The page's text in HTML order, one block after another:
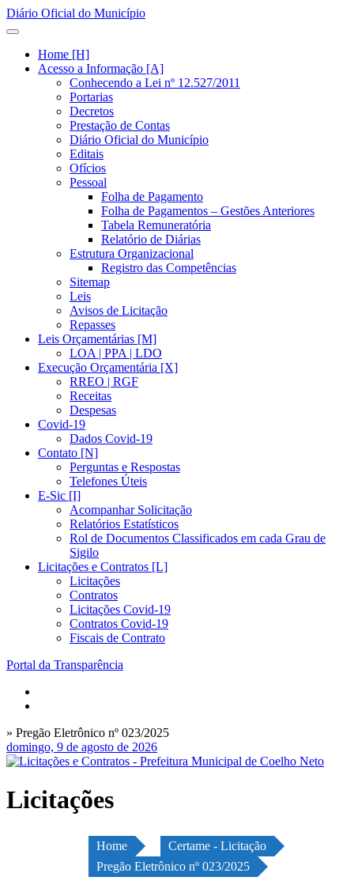
Diário Oficial do Município
Home [H]
Acesso a Informação [A]
Conhecendo a Lei nº 12.527/2011
Portarias
Decretos
Prestação de Contas
Diário Oficial do Município
Editais
Ofícios
Pessoal
Folha de Pagamento
Folha de Pagamentos – Gestões Anteriores
Tabela Remuneratória
Relatório de Diárias
Estrutura Organizacional
Registro das Competências
Sitemap
Leis
Avisos de Licitação
Repasses
Leis Orçamentárias [M]
LOA | PPA | LDO
Execução Orçamentária [X]
RREO | RGF
Receitas
Despesas
Covid-19
Dados Covid-19
Contato [N]
Perguntas e Respostas
Telefones Úteis
E-Sic [I]
Acompanhar Solicitação
Relatórios Estatísticos
Rol de Documentos Classificados em cada Grau de
Sigilo
Licitações e Contratos [L]
Licitações
Contratos
Licitações Covid-19
Contratos Covid-19
Fiscais de Contrato
Portal da Transparência
» Pregão Eletrônico nº 023/2025
domingo, 9 de agosto de 2026
Licitações
Home
Certame - Licitação
Pregão Eletrônico nº 023/2025